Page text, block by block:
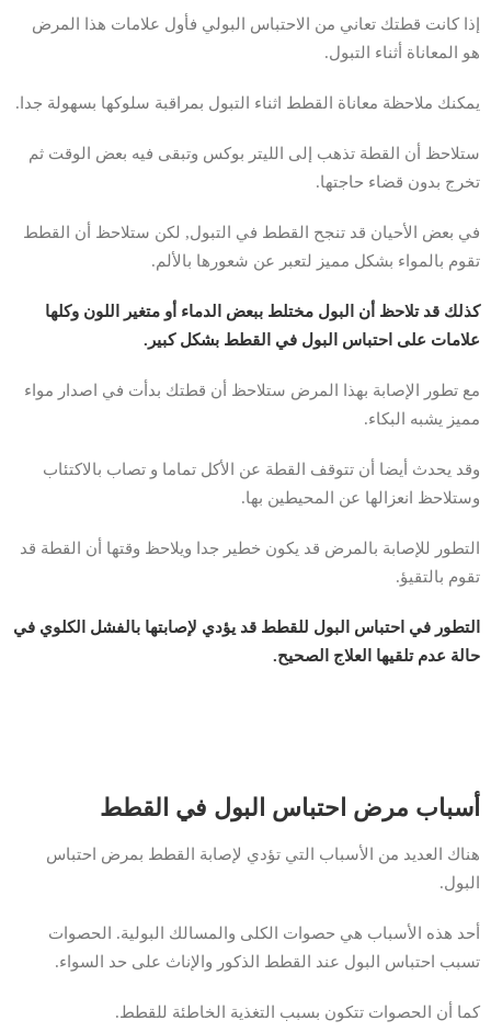
إذا كانت قطتك تعاني من الاحتباس البولي فأول علامات هذا المرض
هو المعاناة أثناء التبول.
يمكنك ملاحظة معاناة القطط اثناء التبول بمراقبة سلوكها بسهولة جدا.
ستلاحظ أن القطة تذهب إلى الليتر بوكس وتبقى فيه بعض الوقت ثم
تخرج بدون قضاء حاجتها.
في بعض الأحيان قد تنجح القطط في التبول, لكن ستلاحظ أن القطط
تقوم بالمواء بشكل مميز لتعبر عن شعورها بالألم.
كذلك قد تلاحظ أن البول مختلط ببعض الدماء أو متغير اللون وكلها
علامات على احتباس البول في القطط بشكل كبير.
مع تطور الإصابة بهذا المرض ستلاحظ أن قطتك بدأت في اصدار مواء
مميز يشبه البكاء.
وقد يحدث أيضا أن تتوقف القطة عن الأكل تماما و تصاب بالاكتئاب
وستلاحظ انعزالها عن المحيطين بها.
التطور للإصابة بالمرض قد يكون خطير جدا ويلاحظ وقتها أن القطة قد
تقوم بالتقيؤ.
التطور في احتباس البول للقطط قد يؤدي لإصابتها بالفشل الكلوي في
حالة عدم تلقيها العلاج الصحيح.
أسباب مرض احتباس البول في القطط
هناك العديد من الأسباب التي تؤدي لإصابة القطط بمرض احتباس
البول.
أحد هذه الأسباب هي حصوات الكلى والمسالك البولية. الحصوات
تسبب احتباس البول عند القطط الذكور والإناث على حد السواء.
كما أن الحصوات تتكون بسبب التغذية الخاطئة للقطط.